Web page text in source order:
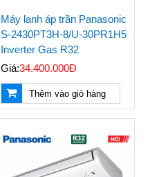
Máy lạnh áp trần Panasonic
S-2430PT3H-8/U-30PR1H5
Inverter Gas R32
Giá:34.400.000Đ
Thêm vào giỏ hàng